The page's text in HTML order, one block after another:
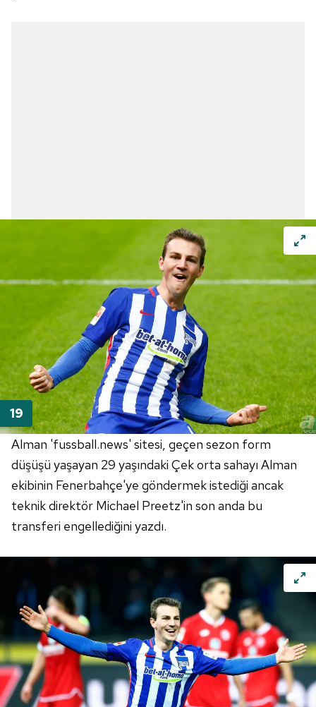
Alman 'fussball.news' sitesi, geçen sezon form
düşüşü yaşayan 29 yaşındaki Çek orta sahayı Alman
ekibinin Fenerbahçe'ye göndermek istediği ancak
teknik direktör Michael Preetz'in son anda bu
transferi engellediğini yazdı.